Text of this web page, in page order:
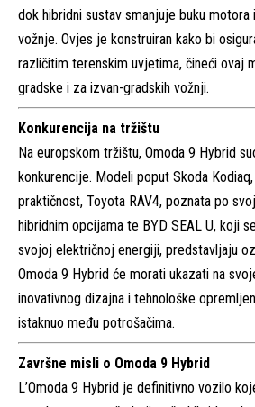
dok hibridni sustav smanjuje buku
vožnje. Ovjes je konstruiran kako bi
različitim terenskim uvjetima, čineći ovaj
gradske i za izvan-gradskih vožnji.
Konkurencija na tržištu
Na europskom tržištu, Omoda 9 Hybrid
konkurencije. Modeli poput Skoda
praktičnost, Toyota RAV4, poznata po
hibridnim opcijama te BYD SEAL U, koji
svojoj električnoj energiji, predstavljaju
Omoda 9 Hybrid će morati ukazati na
inovativnog dizajna i tehnološke
istaknuo među potrošačima.
Završne misli o Omoda 9 Hybrid
L’Omoda 9 Hybrid je definitivno vozilo